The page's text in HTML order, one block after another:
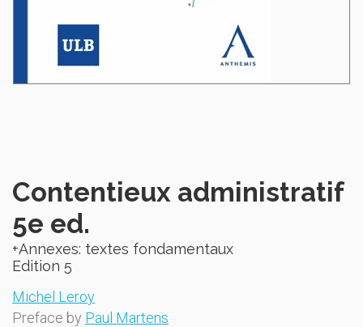
Contentieux administratif
5e ed.
+Annexes: textes fondamentaux
Edition 5
Michel Leroy
Preface by Paul Martens